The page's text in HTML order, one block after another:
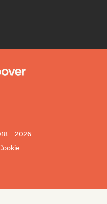
- 2026